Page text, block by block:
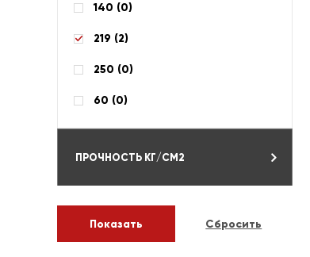
140 (0)
219 (2)
250 (0)
60 (0)
ПРОЧНОСТЬ КГ/СМ2